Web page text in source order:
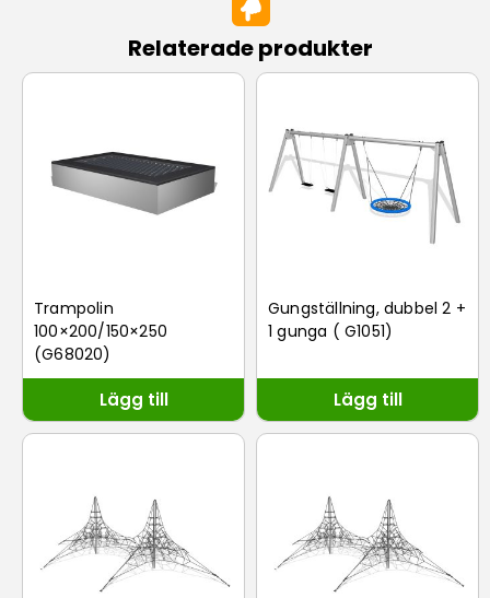
Relaterade produkter
Trampolin
100×200/150×250
(G68020)
Lägg till
Gungställning, dubbel 2 +
1 gunga ( G1051)
Lägg till